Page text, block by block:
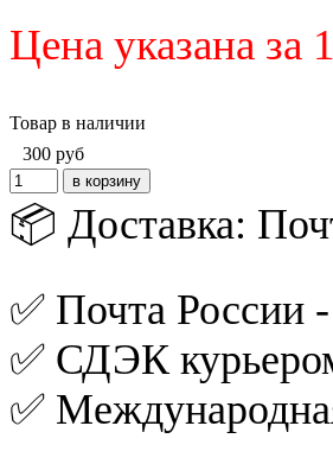
Цена указана за
Товар в наличии
300 руб
📦 Доставка:
✅ Почта России
✅ СДЭК
✅